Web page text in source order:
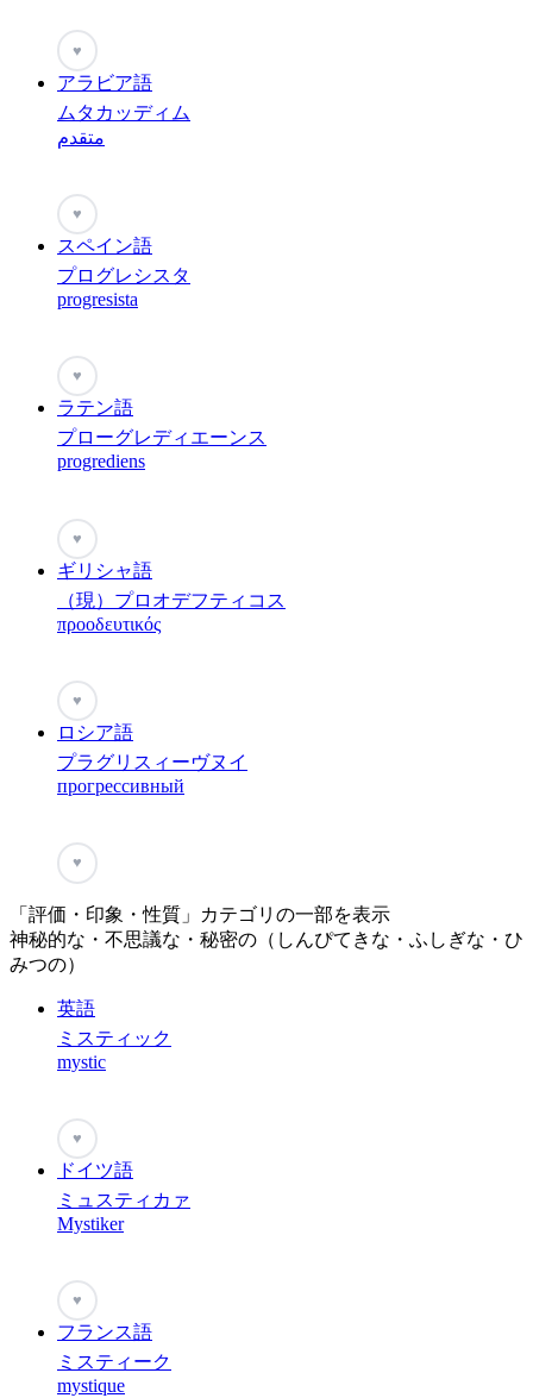
♥
アラビア語
ムタカッディム
متقدم
♥
スペイン語
プログレシスタ
progresista
♥
ラテン語
プローグレディエーンス
progrediens
♥
ギリシャ語
（現）プロオデフティコス
προοδευτικός
♥
ロシア語
プラグリスィーヴヌイ
прогрессивный
♥
「評価・印象・性質」カテゴリの一部を表示
神秘的な・不思議な・秘密の（しんぴてきな・ふしぎな・ひ
みつの）
英語
ミスティック
mystic
♥
ドイツ語
ミュスティカァ
Mystiker
♥
フランス語
ミスティーク
mystique